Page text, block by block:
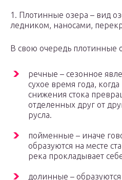
1. Плотинные озера – вид
ледником, наносами,
В свою очередь плотинные
речные – сезонное
сухое время года,
снижения стока
отделенных друг от
русла.
пойменные – иначе
образуются на месте
река прокладывает
долинные –